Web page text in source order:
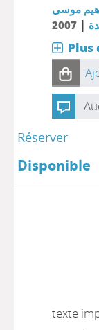
موسى
|
2007
Réserver
Disponible
texte